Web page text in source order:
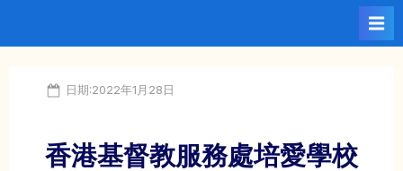
Posted
日期:2022年1月28日
香港基督教服務處培愛學校